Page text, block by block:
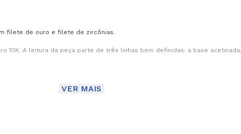
filete de ouro e filete de zircônias.
10K. A leitura da peça parte de três linhas bem definidas: a base
VER MAIS